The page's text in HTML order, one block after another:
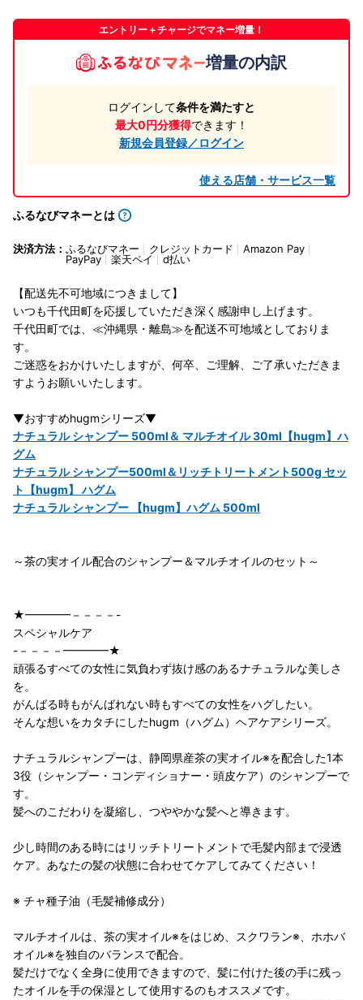
エントリー＋チャージでマネー増量！
増量の内訳
ログインして条件を満たすと
最大0円分獲得できます！
新規会員登録／ログイン
使える店舗・サービス一覧
ふるなびマネーとは
決済方法： ふるなびマネー クレジットカード
Amazon Pay
PayPay
楽天ペイ d払い
【配送先不可地域につきまして】
いつも千代田町を応援していただき深く感謝申し上げます。
千代田町では、≪沖縄県・離島≫を配送不可地域としておりま
す。
ご迷惑をおかけいたしますが、何卒、ご理解、ご了承いただきま
すようお願いいたします。
▼おすすめhugmシリーズ▼
ナチュラル シャンプー 500ml＆ マルチオイル 30ml【hugm】ハ
グム
ナチュラル シャンプー500ml＆リッチトリートメント500g セッ
ト【hugm】 ハグム
ナチュラル シャンプー 【hugm】ハグム 500ml
～茶の実オイル配合のシャンプー＆マルチオイルのセット～
★━━━━－－－－-
スペシャルケア
-－－－－━━━━★
頑張るすべての女性に気負わず抜け感のあるナチュラルな美しさ
を。
がんばる時もがんばれない時もすべての女性をハグしたい。
そんな想いをカタチにしたhugm（ハグム）ヘアケアシリーズ。
ナチュラルシャンプーは、静岡県産茶の実オイル※を配合した1本
3役（シャンプー・コンディショナー・頭皮ケア）のシャンプーで
す。
髪へのこだわりを凝縮し、つややかな髪へと導きます。
少し時間のある時にはリッチトリートメントで毛髪内部まで浸透
ケア。あなたの髪の状態に合わせてケアしてみてください！
※ チャ種子油（毛髪補修成分）
マルチオイルは、茶の実オイル※をはじめ、スクワラン※、ホホバ
オイル※を独自のバランスで配合。
髪だけでなく全身に使用できますので、髪に付けた後の手に残っ
たオイルを手の保湿として使用するのもオススメです。